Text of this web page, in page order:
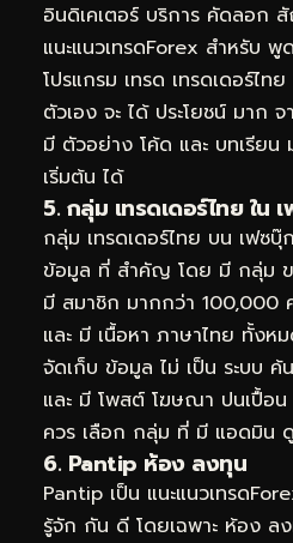
อินดิเคเตอร์ บริการ คัดลอก
แนะแนวเทรดForex สำหรับ พู
โปรแกรม เทรด เทรดเดอร์ไท
ตัวเอง จะ ได้ ประโยชน์ มาก
มี ตัวอย่าง โค้ด และ บทเรีย
เริ่มต้น ได้
5. กลุ่ม เทรดเดอร์ไทย ใน
กลุ่ม เทรดเดอร์ไทย บน เฟซ
ข้อมูล ที่ สำคัญ โดย มี กลุ่ม
มี สมาชิก มากกว่า 100,000
และ มี เนื้อหา ภาษาไทย ทั้งห
จัดเก็บ ข้อมูล ไม่ เป็น ระบบ
และ มี โพสต์ โฆษณา ปนเปื้อ
ควร เลือก กลุ่ม ที่ มี แอดมิน
6. Pantip ห้อง ลงทุน
Pantip เป็น แนะแนวเทรด
รู้จัก กัน ดี โดยเฉพาะ ห้อง ล